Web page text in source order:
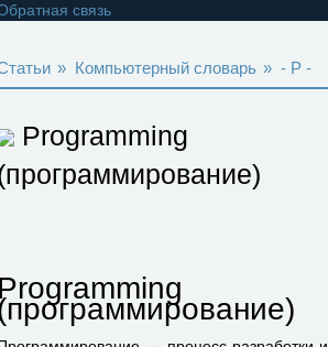
связь
» Компьютерный словарь » - P -
Programming